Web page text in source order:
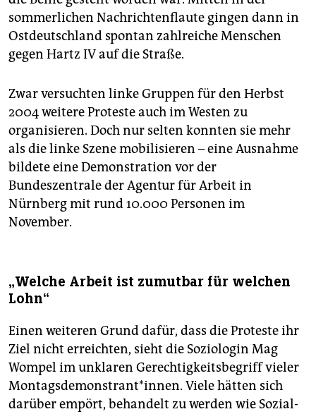
sommerlichen Nachrichtenflaute gingen dann in
Ostdeutschland spontan zahlreiche Menschen
gegen Hartz IV auf die Straße.
Zwar versuchten linke Gruppen für den Herbst
2004 weitere Proteste auch im Westen zu
organisieren. Doch nur selten konnten sie mehr
als die linke Szene mobilisieren – eine Ausnahme
bildete eine Demonstration vor der
Bundeszentrale der Agentur für Arbeit in
Nürnberg mit rund 10.000 Personen im
November.
„Welche Arbeit ist zumutbar für welchen
Lohn“
Einen weiteren Grund dafür, dass die Proteste ihr
Ziel nicht erreichten, sieht die Soziologin Mag
Wompel im unklaren Gerechtigkeitsbegriff vieler
Mon­tags­de­mons­tran­t*in­nen. Viele hätten sich
darüber empört, behandelt zu werden wie So­zi­al­